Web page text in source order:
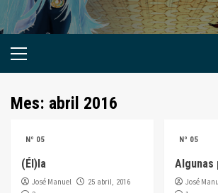
Menú
Mes: abril 2016
Nº 05
(Él)la
José Manuel 25 abril, 2016
Nº 05
Algunas
José